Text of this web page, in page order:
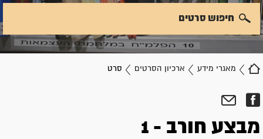
מאגרי מידע ארכיון הסרטים סרט
חיפוש סרטים
מבצע חורב - 1